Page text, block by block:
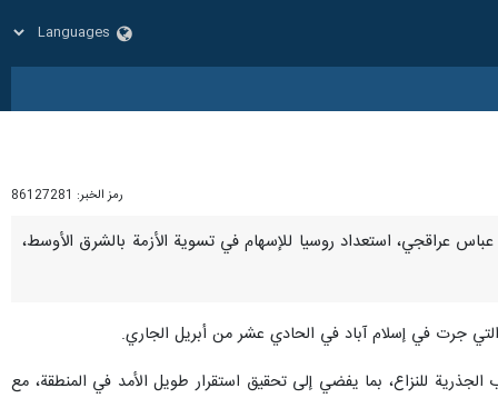
رمز الخبر: 86127281
عباس عراقجي، استعداد روسيا للإسهام في تسوية الأزمة بالشرق الأوسط،
للنزاع، بما يفضي إلى تحقيق استقرار طويل الأمد في المنطقة، مع